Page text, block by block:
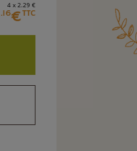
4 x 2.29 €
.16€TTC